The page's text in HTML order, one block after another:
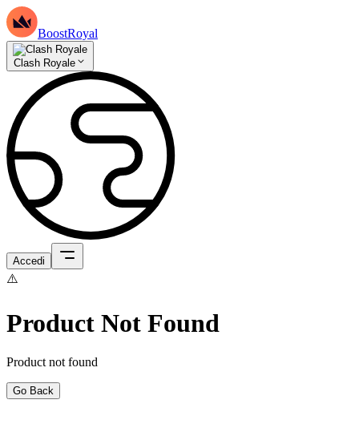
BoostRoyal
Clash Royale
Accedi
⚠️
Product Not Found
Product not found
Go Back